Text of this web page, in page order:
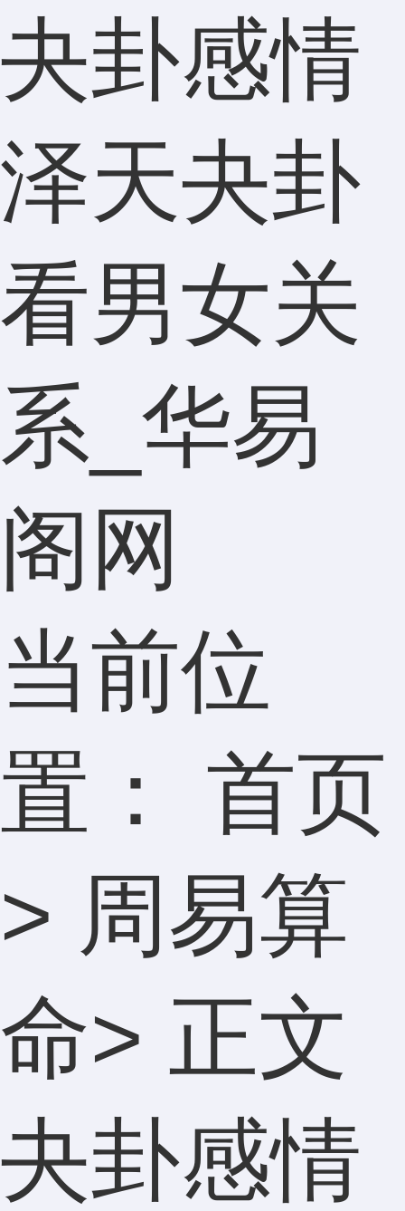
夬卦感情
泽天夬卦
看男女关
系_华易
阁网
当前位
置： 首页
> 周易算
命> 正文
夬卦感情